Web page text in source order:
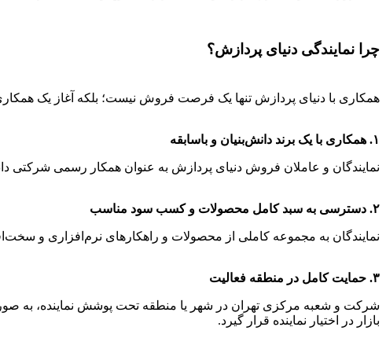
چرا نمایندگی دنیای پردازش؟
همکاری با دنیای پردازش تنها یک فرصت فروش نیست؛ بلکه آغاز یک
۱. همکاری با یک برند دانش‌بنیان و باسابقه
نمایندگان و عاملان فروش دنیای پردازش به عنوان همکار رسمی شرکتی
۲. دسترسی به سبد کامل محصولات و کسب سود مناسب
نمایندگان به مجموعه کاملی از محصولات و راهکارهای نرم‌افزاری و
۳. حمایت کامل در منطقه فعالیت
شرکت و شعبه مرکزی تهران در شهر یا منطقه تحت پوشش نماینده، به
بازار در اختیار نماینده قرار گیرد.